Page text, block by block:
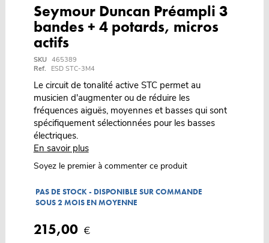
Seymour Duncan Préampli 3
bandes + 4 potards, micros
actifs
SKU 465389
Ref.
ESD STC-3M4
Le circuit de tonalité active STC permet au
musicien d'augmenter ou de réduire les
fréquences aiguës, moyennes et basses qui sont
spécifiquement sélectionnées pour les basses
électriques.
En savoir plus
Soyez le premier à commenter ce produit
PAS DE STOCK - DISPONIBLE SUR COMMANDE
SOUS 2 MOIS EN MOYENNE
215,00 €